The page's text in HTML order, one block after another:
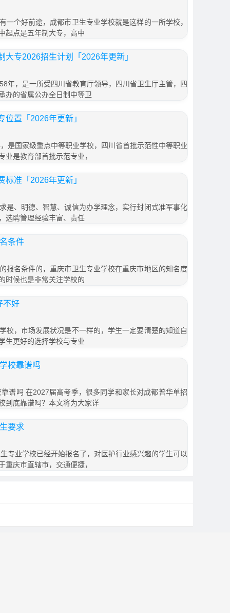
一个好前途，成都市卫生专业学校就是这样的一所学校，
起点是五年制大专，高中
专2026招生计划「2026年更新」
年，是一所受四川省教育厅领导，四川省卫生厅主管，四
办的省属公办全日制中等卫
位置「2026年更新」
是国家级重点中等职业学校，四川省首批示范性中等职业
业是教育部首批示范专业，
标准「2026年更新」
是、明德、智慧、诚信为办学理念，实行封闭式准军事化
选聘管理经验丰富、责任
条件
报名条件的，重庆市卫生专业学校在重庆市地区的知名度
时候也是非常关注学校的
不好
校，市场发展状况是不一样的，学生一定要清楚的知道自
生更好的选择学校与专业
校靠谱吗
谱吗 在2027届高考季，很多同学和家长对成都普华单招
到底靠谱吗？本文将为大家详
要求
专业学校已经开始报名了，对医护行业感兴趣的学生可以
重庆市直辖市，交通便捷，